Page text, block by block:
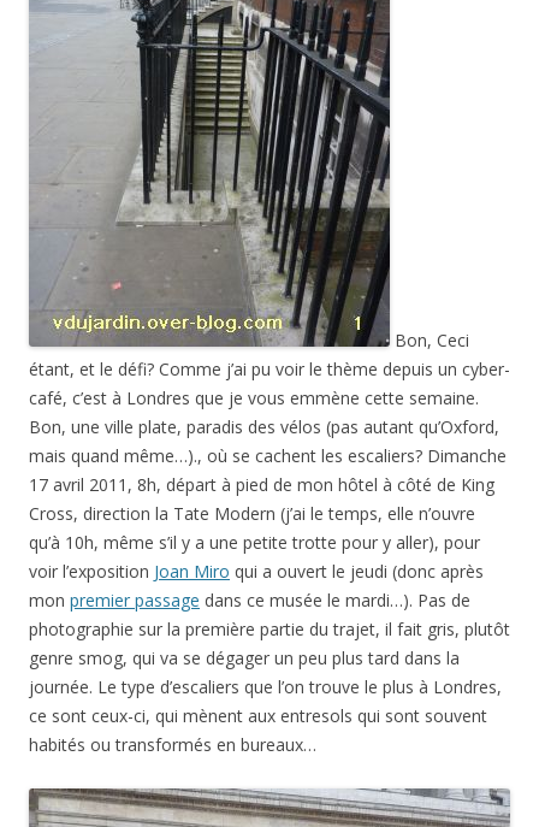
Bon, Ceci
étant, et le défi? Comme j’ai pu voir le thème depuis un cyber-
café, c’est à Londres que je vous emmène cette semaine.
Bon, une ville plate, paradis des vélos (pas autant qu’Oxford,
mais quand même…)., où se cachent les escaliers? Dimanche
17 avril 2011, 8h, départ à pied de mon hôtel à côté de King
Cross, direction la Tate Modern (j’ai le temps, elle n’ouvre
qu’à 10h, même s’il y a une petite trotte pour y aller), pour
voir l’exposition Joan Miro qui a ouvert le jeudi (donc après
mon premier passage dans ce musée le mardi…). Pas de
photographie sur la première partie du trajet, il fait gris, plutôt
genre smog, qui va se dégager un peu plus tard dans la
journée. Le type d’escaliers que l’on trouve le plus à Londres,
ce sont ceux-ci, qui mènent aux entresols qui sont souvent
habités ou transformés en bureaux…